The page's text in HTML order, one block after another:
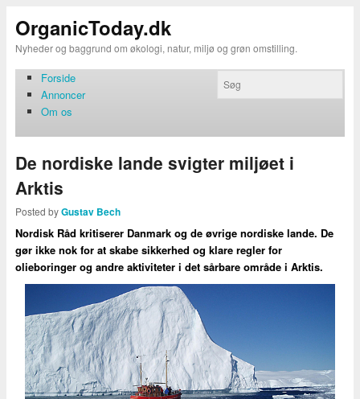
OrganicToday.dk
Nyheder og baggrund om økologi, natur, miljø og grøn omstilling.
Forside
Annoncer
Om os
De nordiske lande svigter miljøet i
Arktis
Posted byGustav Bech
Nordisk Råd kritiserer Danmark og de øvrige nordiske lande. De
gør ikke nok for at skabe sikkerhed og klare regler for
olieboringer og andre aktiviteter i det sårbare område i Arktis.